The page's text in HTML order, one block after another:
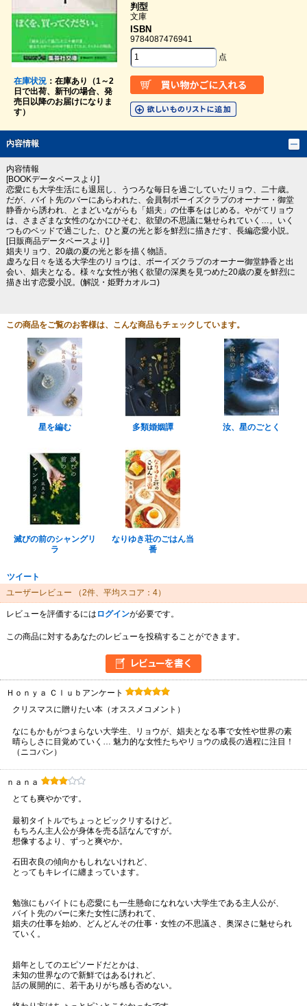
在庫状況：在庫あり（1～2
日で出荷、新刊の場合、発
売日以降のお届けになりま
す）
判型
文庫
ISBN
9784087476941
点
内容情報
内容情報
[BOOKデータベースより]
恋愛にも大学生活にも退屈し、うつろな毎日を過ごしていたリョウ、二十歳。
だが、バイト先のバーにあらわれた、会員制ボーイズクラブのオーナー・御堂
静香から誘われ、とまどいながらも「娼夫」の仕事をはじめる。やがてリョウ
は、さまざまな女性のなかにひそむ、欲望の不思議に魅せられていく…。いく
つものベッドで過ごした、ひと夏の光と影を鮮烈に描きだす、長編恋愛小説。
[日販商品データベースより]
娼夫リョウ、20歳の夏の光と影を描く物語。
虚ろな日々を送る大学生のリョウは、ボーイズクラブのオーナー御堂静香と出
会い、娼夫となる。様々な女性が抱く欲望の深奥を見つめた20歳の夏を鮮烈に
描き出す恋愛小説。(解説・姫野カオルコ)
この商品をご覧のお客様は、こんな商品もチェックしています。
星を編む 多類婚姻譚 汝、星のごとく
滅びの前のシャングリ
ラ
なりゆき荘のごはん当
番
ツイート
ユーザーレビュー
（2件、平均スコア：4）
レビューを評価するには ログインが必要です。
この商品に対するあなたのレビューを投稿することができます。
Ｈｏｎｙａ Ｃｌｕｂアンケート
クリスマスに贈りたい本（オススメコメント）
なにもかもがつまらない大学生、リョウが、娼夫となる事で女性や世界の素
晴らしさに目覚めていく… 魅力的な女性たちやリョウの成長の過程に注目！
（ニコバン）
ｎａｎａ
とても爽やかです。
最初タイトルでちょっとビックリするけど。
もちろん主人公が身体を売る話なんですが。
想像するより、ずっと爽やか。
石田衣良の傾向かもしれないけれど、
とってもキレイに纏まっています。
勉強にもバイトにも恋愛にも一生懸命になれない大学生である主人公が、
バイト先のバーに来た女性に誘われて、
娼夫の仕事を始め、どんどんその仕事・女性の不思議さ、奥深さに魅せられ
ていく。
娼年としてのエピソードだとかは、
未知の世界なので新鮮ではあるけれど、
話の展開的に、若干ありがち感も否めない。